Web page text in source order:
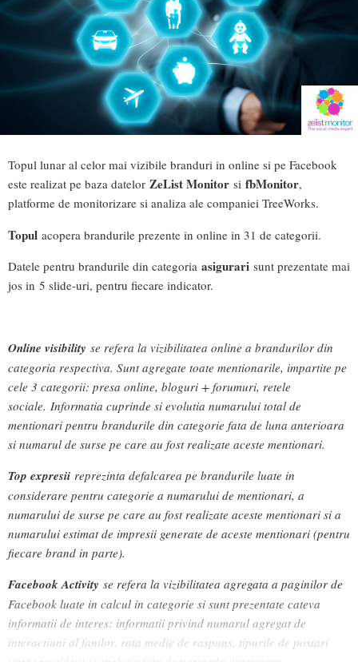
Topul lunar al celor mai vizibile branduri in online si pe Facebook
este realizat pe baza datelor ZeList Monitor si fbMonitor,
platforme de monitorizare si analiza ale companiei TreeWorks.
Topul acopera brandurile prezente in online in 31 de categorii.
Datele pentru brandurile din categoria asigurari sunt prezentate mai
jos in 5 slide-uri, pentru fiecare indicator.
Online visibility se refera la vizibilitatea online a brandurilor din
categoria respectiva. Sunt agregate toate mentionarile, impartite pe
cele 3 categorii: presa online, bloguri + forumuri, retele
sociale. Informatia cuprinde si evolutia numarului total de
mentionari pentru brandurile din categorie fata de luna anterioara
si numarul de surse pe care au fost realizate aceste mentionari.
Top expresii reprezinta defalcarea pe brandurile luate in
considerare pentru categorie a numarului de mentionari, a
numarului de surse pe care au fost realizate aceste mentionari si a
numarului estimat de impresii generate de aceste mentionari (pentru
fiecare brand in parte).
Facebook Activity se refera la vizibilitatea agregata a paginilor de
Facebook luate in calcul in categorie si sunt prezentate cateva
informatii de interes: informatii privind numarul agregat de
interactiuni al fanilor, rata medie de raspuns, tipurile de postari